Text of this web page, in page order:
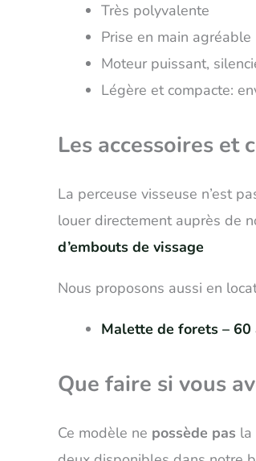
Très polyvalente
Prise en main agréable
Moteur puissant,
Légère et compacte:
Les accessoires et
La perceuse visseuse n’est
louer directement auprès de
d’embouts de vissage
Nous proposons aussi en
Malette de forets – 60
Que faire si vous
Ce modèle ne possède pas la